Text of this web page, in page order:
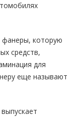
фанеры, которую
средств,
для
еще называют